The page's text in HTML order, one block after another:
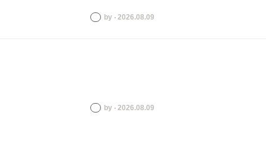
by ‧ 2026.08.09
by ‧ 2026.08.09